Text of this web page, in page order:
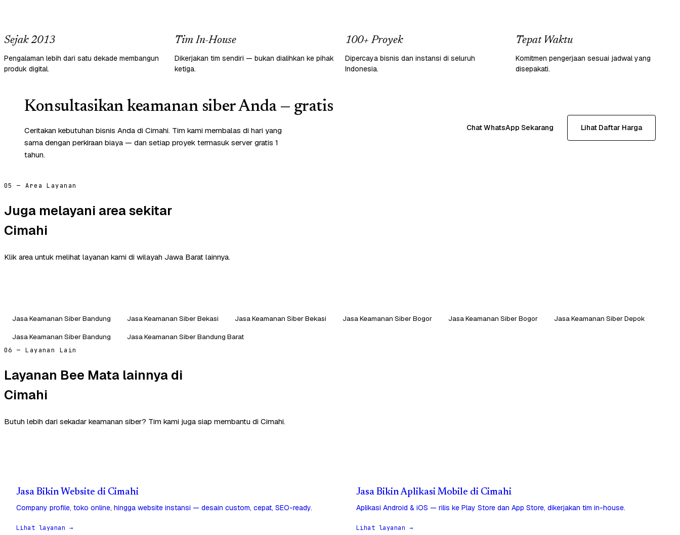
Sejak 2013
Pengalaman lebih dari satu dekade membangun
produk digital.
Tim In-House
Dikerjakan tim sendiri — bukan dialihkan ke pihak
ketiga.
100+ Proyek
Dipercaya bisnis dan instansi di seluruh
Indonesia.
Tepat Waktu
Komitmen pengerjaan sesuai jadwal yang
disepakati.
Konsultasikan keamanan siber Anda — gratis
Ceritakan kebutuhan bisnis Anda di Cimahi. Tim kami membalas di hari yang
sama dengan perkiraan biaya — dan setiap proyek termasuk server gratis 1
tahun.
Chat WhatsApp Sekarang Lihat Daftar Harga
05 — Area Layanan
Juga melayani area sekitar
Cimahi
Klik area untuk melihat layanan kami di wilayah Jawa Barat lainnya.
Jasa Keamanan Siber Bandung Jasa Keamanan Siber Bekasi Jasa Keamanan Siber Bekasi Jasa Keamanan Siber Bogor Jasa Keamanan Siber Bogor
Jasa Keamanan Siber Depok
Jasa Keamanan Siber Bandung
Jasa Keamanan Siber Bandung Barat
06 — Layanan Lain
Layanan Bee Mata lainnya di
Cimahi
Butuh lebih dari sekadar keamanan siber? Tim kami juga siap membantu di Cimahi.
Jasa Bikin Website di Cimahi
Company profile, toko online, hingga website instansi — desain custom, cepat, SEO-ready.
Lihat layanan →
Jasa Bikin Aplikasi Mobile di Cimahi
Aplikasi Android & iOS — rilis ke Play Store dan App Store, dikerjakan tim in-house.
Lihat layanan →